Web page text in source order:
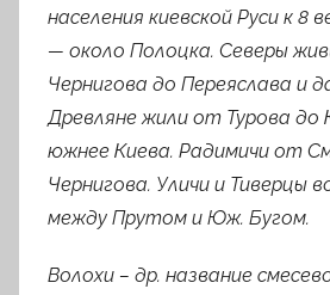
населения киевской Руси к 8
— около Полоцка. Северы
Чернигова до Переяслава и
Древляне жили от Турова до
южнее Киева. Радимичи от
Чернигова. Уличи и Тиверцы
между Прутом и Юж. Бугом.
Волохи – др. название